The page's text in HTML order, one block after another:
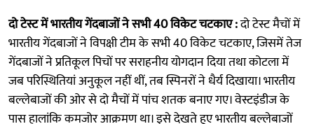
दो टेस्ट में भारतीय गेंदबाजों ने सभी 40 विकेट चटकाए :दो टेस्ट मैचों में
भारतीय गेंदबाजों ने विपक्षी टीम के सभी 40 विकेट चटकाए, जिसमें तेज
गेंदबाजों ने प्रतिकूल पिचों पर सराहनीय योगदान दिया तथा कोटला में
जब परिस्थितियां अनुकूल नहीं थीं, तब स्पिनरों ने धैर्य दिखाया। भारतीय
बल्लेबाजों की ओर से दो मैचों में पांच शतक बनाए गए। वेस्टइंडीज के
पास हालांकि कमजोर आक्रमण था। इसे देखते हुए भारतीय बल्लेबाजों